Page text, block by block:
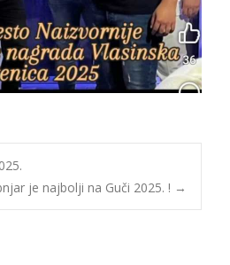
je najbolji na Guči 2025. ! →